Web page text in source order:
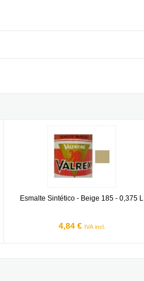
Esmalte Sintético - Beige 185 - 0,375 L
4,84 € IVA incl.